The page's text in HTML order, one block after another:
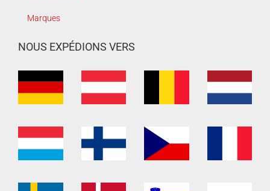
Marques
NOUS EXPÉDIONS VERS